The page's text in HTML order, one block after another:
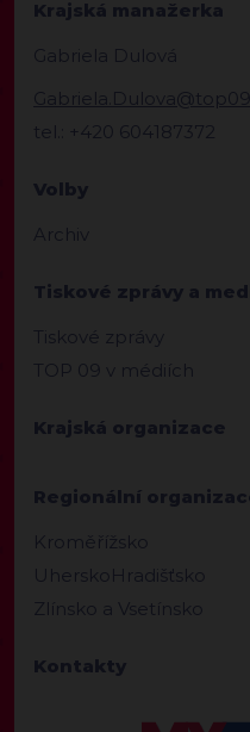
Krajská manažerka
Gabriela Dulová
tel.: +420 604187372
Volby
Archiv
Tiskové zprávy a
Tiskové zprávy
TOP 09 v médiích
Krajská organizace
Regionální
Kroměřížsko
UherskoHradišťsko
Zlínsko a Vsetínsko
Kontakty